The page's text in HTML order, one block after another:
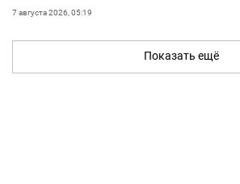
7 августа 2026, 05:19
Показать ещё